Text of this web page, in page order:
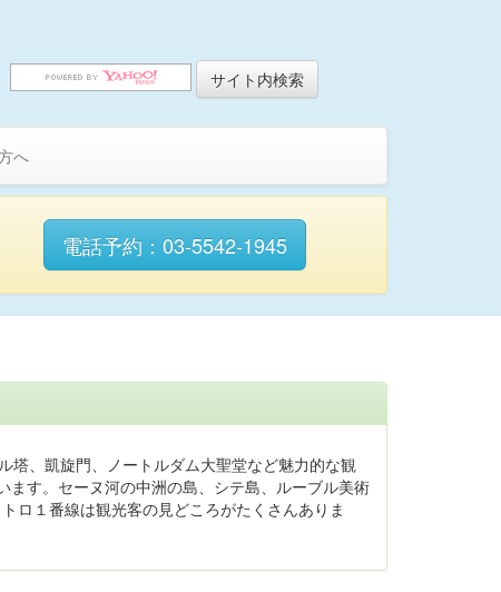
へ
電話予約：03-5542-1945
塔、凱旋門、ノートルダム大聖堂など魅力的な観
す。セーヌ河の中洲の島、シテ島、ルーブル美術
ロ１番線は観光客の見どころがたくさんありま